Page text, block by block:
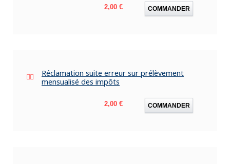
Prix
2,00 € COMMANDER
Réclamation suite erreur sur prélèvement
mensualisé des impôts
Prix
2,00 € COMMANDER